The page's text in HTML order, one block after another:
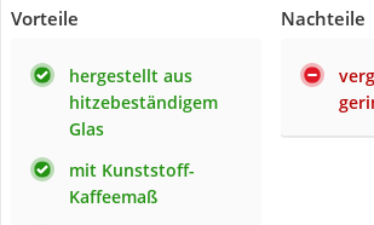
Vorteile
hergestellt aus
hitzebeständigem
Glas
mit Kunststoff-
Kaffeemaß
Nachteile